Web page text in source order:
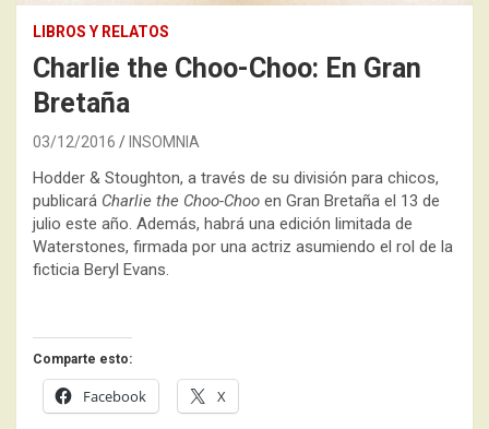
LIBROS Y RELATOS
Charlie the Choo-Choo: En Gran
Bretaña
03/12/2016 INSOMNIA
Hodder & Stoughton, a través de su división para chicos,
publicará Charlie the Choo-Choo en Gran Bretaña el 13 de
julio este año. Además, habrá una edición limitada de
Waterstones, firmada por una actriz asumiendo el rol de la
ficticia Beryl Evans.
Comparte esto:
Facebook X